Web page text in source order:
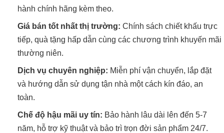
hành chính hãng kèm theo.
Giá bán tốt nhất thị trường: Chính sách chiết khấu trực
tiếp, quà tặng hấp dẫn cùng các chương trình khuyến mãi
thường niên.
Dịch vụ chuyên nghiệp: Miễn phí vận chuyển, lắp đặt
và hướng dẫn sử dụng tận nhà một cách kín đáo, an
toàn.
Chế độ hậu mãi uy tín: Bảo hành lâu dài lên đến 5-7
năm, hỗ trợ kỹ thuật và bảo trì trọn đời sản phẩm 24/7.